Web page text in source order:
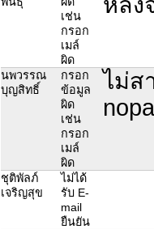
เช่น
กรอก
เมล์
ผิด
นพวรรณ
บุญสิทธิ์
กรอก
ข้อมูล
ผิด
เช่น
กรอก
เมล์
ผิด
ไม่ส
ชุติพัลภ์
เจริญสุข
ไม่ได้
รับ E-
mail
ยืนยัน